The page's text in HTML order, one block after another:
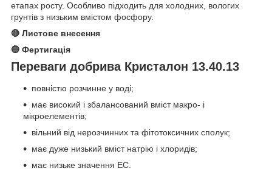
етапах росту. Особливо підходить для холодних, вологих
грунтів з низьким вмістом фосфору.
🔴 Листове внесення
🔵 Фертигація
Переваги добрива Кристалон 13.40.13
повністю розчинне у воді;
має високий і збалансований вміст макро- і
мікроелементів;
вільний від нерозчинних та фітотоксичних сполук;
має дуже низький вміст натрію і хлоридів;
має низьке значення EC.